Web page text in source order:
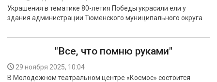
Украшения в тематике 80-летия Победы украсили ели у
здания администрации Тюменского муниципального округа.
"Все, что помню руками"
29 ноября 2025, 10:04
В Молодежном театральном центре «Космос» состоится